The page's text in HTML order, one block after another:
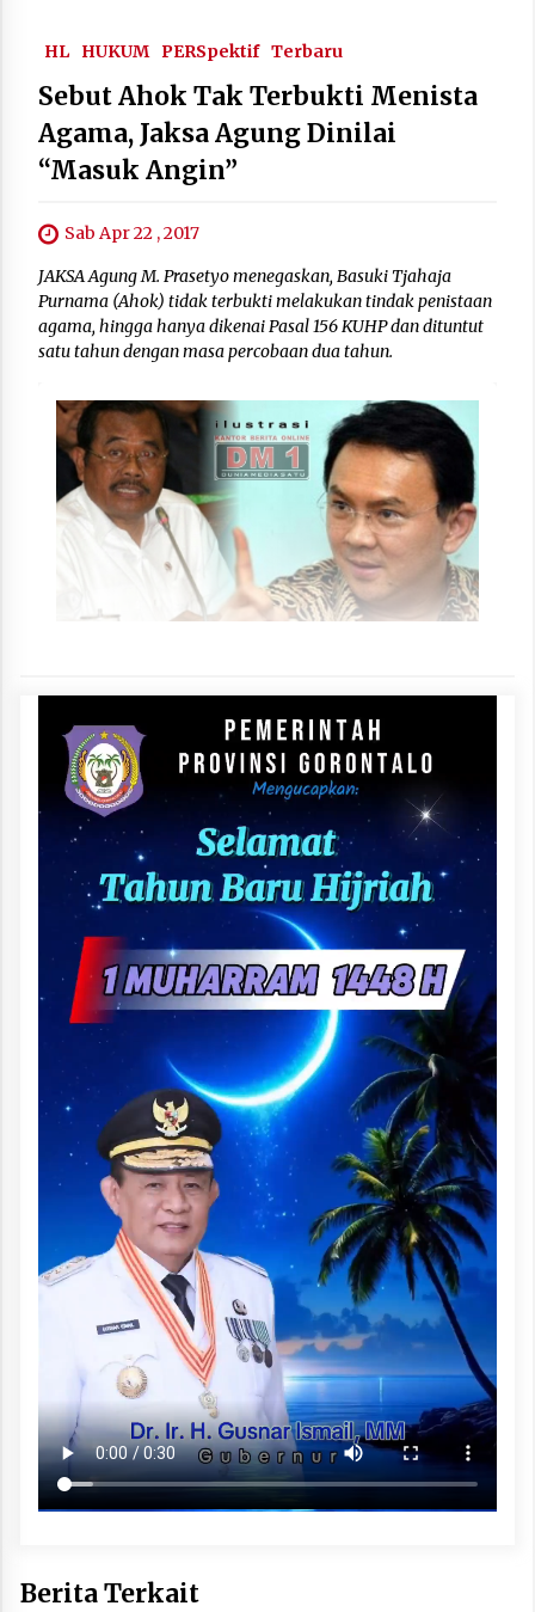
HL HUKUM PERSpektif Terbaru
Sebut Ahok Tak Terbukti Menista
Agama, Jaksa Agung Dinilai
“Masuk Angin”
Sab Apr 22 , 2017
JAKSA Agung M. Prasetyo menegaskan, Basuki Tjahaja
Purnama (Ahok) tidak terbukti melakukan tindak penistaan
agama, hingga hanya dikenai Pasal 156 KUHP dan dituntut
satu tahun dengan masa percobaan dua tahun.
Berita Terkait